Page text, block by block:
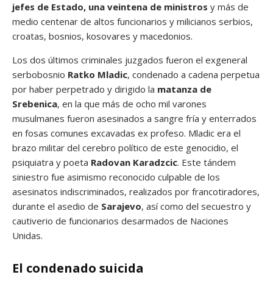
jefes de Estado, una veintena de ministros y más de
medio centenar de altos funcionarios y milicianos serbios,
croatas, bosnios, kosovares y macedonios.
Los dos últimos criminales juzgados fueron el exgeneral
serbobosnio Ratko Mladic, condenado a cadena perpetua
por haber perpetrado y dirigido la matanza de
Srebenica, en la que más de ocho mil varones
musulmanes fueron asesinados a sangre fría y enterrados
en fosas comunes excavadas ex profeso. Mladic era el
brazo militar del cerebro político de este genocidio, el
psiquiatra y poeta Radovan Karadzcic. Este tándem
siniestro fue asimismo reconocido culpable de los
asesinatos indiscriminados, realizados por francotiradores,
durante el asedio de Sarajevo, así como del secuestro y
cautiverio de funcionarios desarmados de Naciones
Unidas.
El condenado suicida